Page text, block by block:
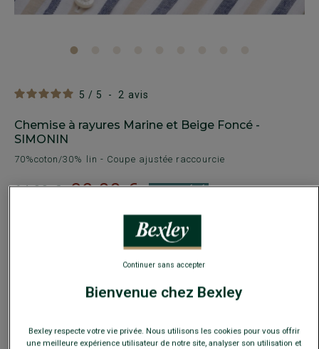
5 / 5 - 2 avis
Chemise à rayures Marine et Beige Foncé -
SIMONIN
70%coton/30% lin - Coupe ajustée raccourcie
64,00 € 32,00 € PRIX D'ÉTÉ
Payez en plusieurs fois dès 199€ d'achat
COULEURS DISPONIBLES
Bienvenue chez Bexley
Bexley respecte votre vie privée. Nous utilisons les cookies pour vous offrir
une meilleure expérience utilisateur de notre site, analyser son utilisation et
Continuer sans accepter